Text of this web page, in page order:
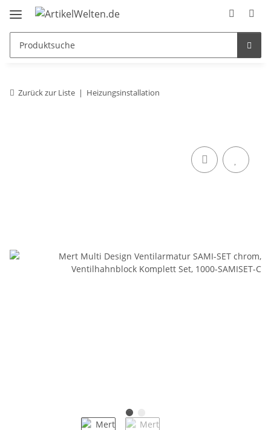
Zurück zur Liste Heizungsinstallation